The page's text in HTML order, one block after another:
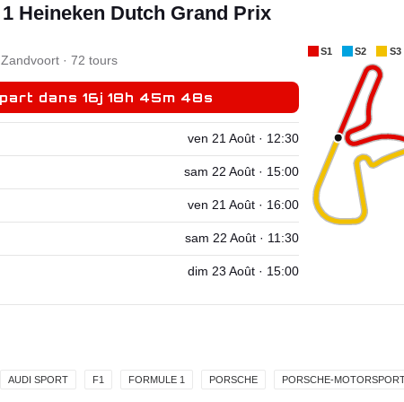
Heineken Dutch Grand Prix
· 72 tours
dans 16j 18h 45m 47s
ven 21 Août · 12:30
sam 22 Août · 15:00
ven 21 Août · 16:00
sam 22 Août · 11:30
dim 23 Août · 15:00
S1 S2 S3
AUDI SPORT F1 FORMULE 1 PORSCHE PORSCHE-